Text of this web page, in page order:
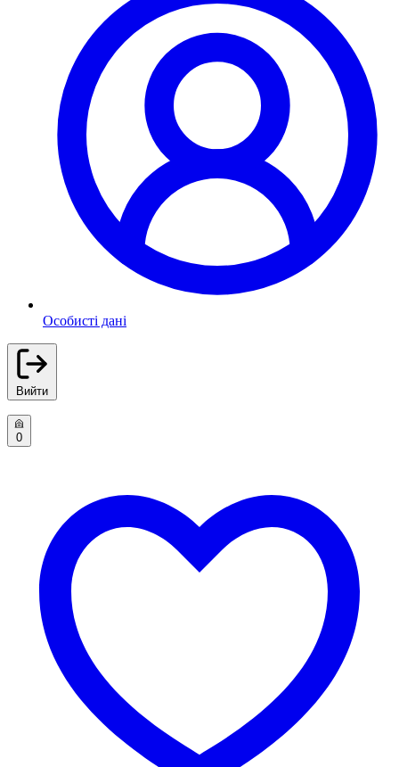
Особисті дані
Вийти
0